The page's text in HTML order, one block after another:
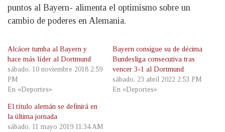
puntos al Bayern- alimenta el optimismo sobre un
cambio de poderes en Alemania.
Alcácer tumba al Bayern y
hace más líder al Dortmund
sábado, 10 noviembre 2018 2:59
PM
En «Deportes»
Bayern consigue su de décima
Bundesliga consecutiva tras
vencer 3-1 al Dortmund
sábado, 23 abril 2022 2:53 PM
En «Deportes»
El título alemán se definirá en
la última jornada
sábado, 11 mayo 2019 11:34 AM